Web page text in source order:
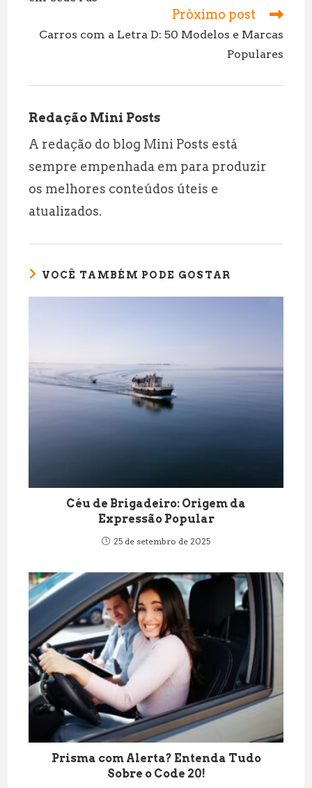
p m
Próximo post
Carros com a Letra D: 50 Modelos e Marcas
Populares
Redação Mini Posts
A redação do blog Mini Posts está
sempre empenhada em para produzir
os melhores conteúdos úteis e
atualizados.
VOCÊ TAMBÉM PODE GOSTAR
Céu de Brigadeiro: Origem da
Expressão Popular
25 de setembro de 2025
Prisma com Alerta? Entenda Tudo
Sobre o Code 20!